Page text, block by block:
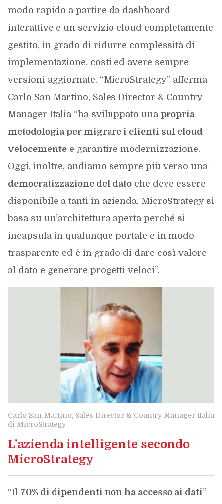
modo rapido a partire da dashboard
interattive e un servizio cloud completamente
gestito, in grado di ridurre complessità di
implementazione, costi ed avere sempre
versioni aggiornate. “MicroStrategy” afferma
Carlo San Martino, Sales Director & Country
Manager Italia “ha sviluppato una propria
metodologia per migrare i clienti sul cloud
velocementee garantire modernizzazione.
Oggi, inoltre, andiamo sempre più verso una
democratizzazione del datoche deve essere
disponibile a tanti in azienda. MicroStrategy si
basa su un’architettura aperta perché si
incapsula in qualunque portale e in modo
trasparente ed è in grado di dare così valore
al dato e generare progetti veloci”.
Carlo San Martino, Sales Director & Country Manager Italia
di MicroStrategy
L’azienda intelligente secondo
MicroStrategy
“Il 70% di dipendenti non ha accesso ai dati”